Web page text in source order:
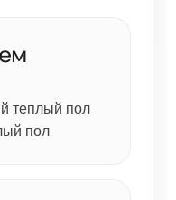
теплый пол
пол